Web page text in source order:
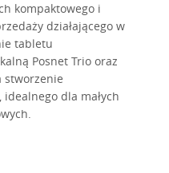
kompaktowego i
działającego w
tabletu
Posnet Trio oraz
stworzenie
dla małych